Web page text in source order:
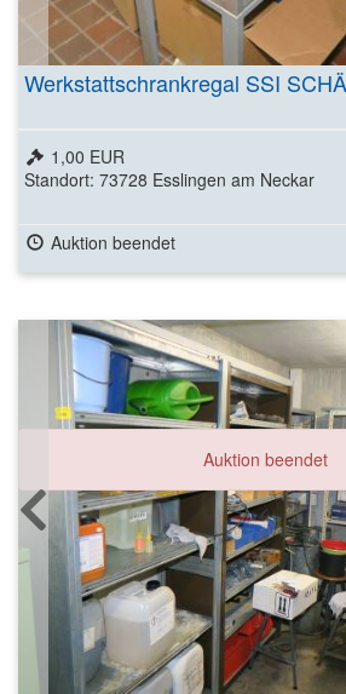
Werkstattschrankregal SSI
1,00 EUR
Standort: 73728 Esslingen am Neckar
Auktion beendet
Auktion beendet